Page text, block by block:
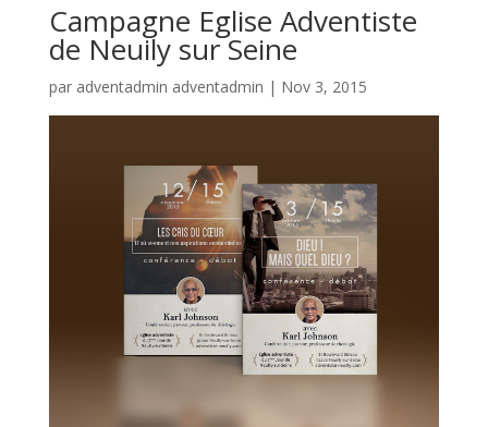
Campagne Eglise Adventiste
de Neuily sur Seine
par adventadmin adventadmin | Nov 3, 2015